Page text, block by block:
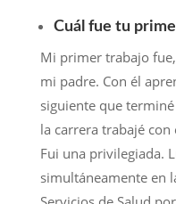
Cuál fue tu
Mi primer trabajo
mi padre. Con él
siguiente que
la carrera trabajé
Fui una privilegiada.
simultáneamente en